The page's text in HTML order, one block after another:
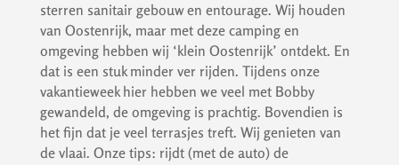
sterren sanitair gebouw en entourage. Wij houden
van Oostenrijk, maar met deze camping en
omgeving hebben wij ‘klein Oostenrijk’ ontdekt. En
dat is een stuk minder ver rijden. Tijdens onze
vakantieweek hier hebben we veel met Bobby
gewandeld, de omgeving is prachtig. Bovendien is
het fijn dat je veel terrasjes treft. Wij genieten van
de vlaai. Onze tips: rijdt (met de auto) de